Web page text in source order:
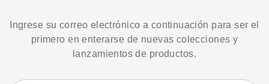
Ingrese su correo electrónico a continuación para ser el
primero en enterarse de nuevas colecciones y
lanzamientos de productos.